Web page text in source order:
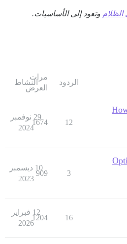
الظلام وتعود إلى الأساسيات.
الردود
مرات
العرض
النشاط
12
1674
29 نوفمبر
2024
3
909
10 ديسمبر
2023
16
1204
12 فبراير
2026